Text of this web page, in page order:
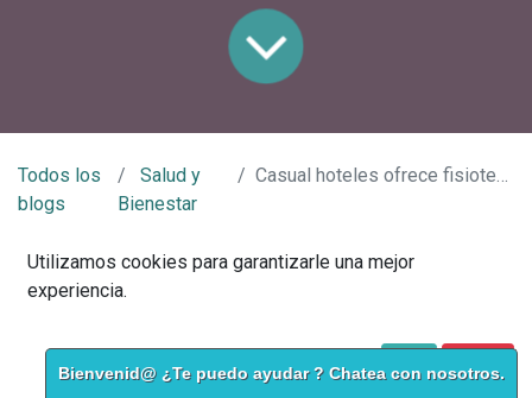
Todos los
blogs
Salud y
Bienestar
Casual hoteles ofrece fisioterapia a sus "kellys"
Casual Hoteles y su ejemplo
modélico con sus empleados
Poco a poco las camareras de piso, o las también llamadas Kellys
están alzando la voz, y por fin se le está dando el reconocimiento
Utilizamos cookies para garantizarle una mejor
experiencia.
Bienvenid@ ¿Te puedo ayudar ? Chatea con nosotros.